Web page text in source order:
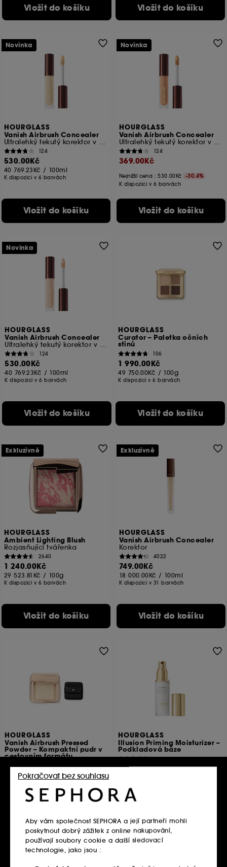
Vložit do košíku Vložit do košíku
HOURGLASS
Vanish Airbrush Concealer
Ultralehký tekutý korektor v cestovním formátu
124
530.00Kč
40 769.23Kč / 100ml
K dispozici v 6 barvách
Vložit do košíku
Novinka
HOURGLASS
Vanish Airbrush Concealer
Ultralehký tekutý korektor v cestovním formátu
124
369.00Kč
Nejnižší cena :530.00Kč
-30.4%
K dispozici v 6 barvách
Vložit do košíku
Novinka
HOURGLASS
Vanish Airbrush Concealer
Ultralehký tekutý korektor v cestovním formátu
124
530.00Kč
40 769.23Kč / 100ml
K dispozici v 6 barvách
Vložit do košíku
Novinka
HOURGLASS
Curator – Paletka očních
stínů
106
1 990.00Kč
49 750.00Kč / 100g
K dispozici v 6 barvách
Vložit do košíku
HOURGLASS
Ambient Lighting Blush
Rozjasňující tvářenka
2640
1 240.00Kč
29 523.81Kč / 100g
K dispozici v 6 barvách
Vložit do košíku
Exkluzivně
HOURGLASS
Vanish Airbrush Concealer
Korektor
4022
749.00Kč
18 000.00Kč / 100ml
K dispozici v 31 barvách
Vložit do košíku
Exkluzivně
HOURGLASS
Vanish Airbrush Pressed
Powder – Kompaktní pudr v
cestovním formátu
19
950.00Kč
Vložit do košíku
HOURGLASS
Illusion Priming Moisturizer –
Podkladová báze
104
1 820.00Kč
Vložit do košíku
Aby vám společnost SEPHORA a její partneři mohli
poskytnout dobrý zážitek z online nakupování,
používají soubory cookie a další sledovací
technologie, jako jsou :
Pokračovat bez souhlasu